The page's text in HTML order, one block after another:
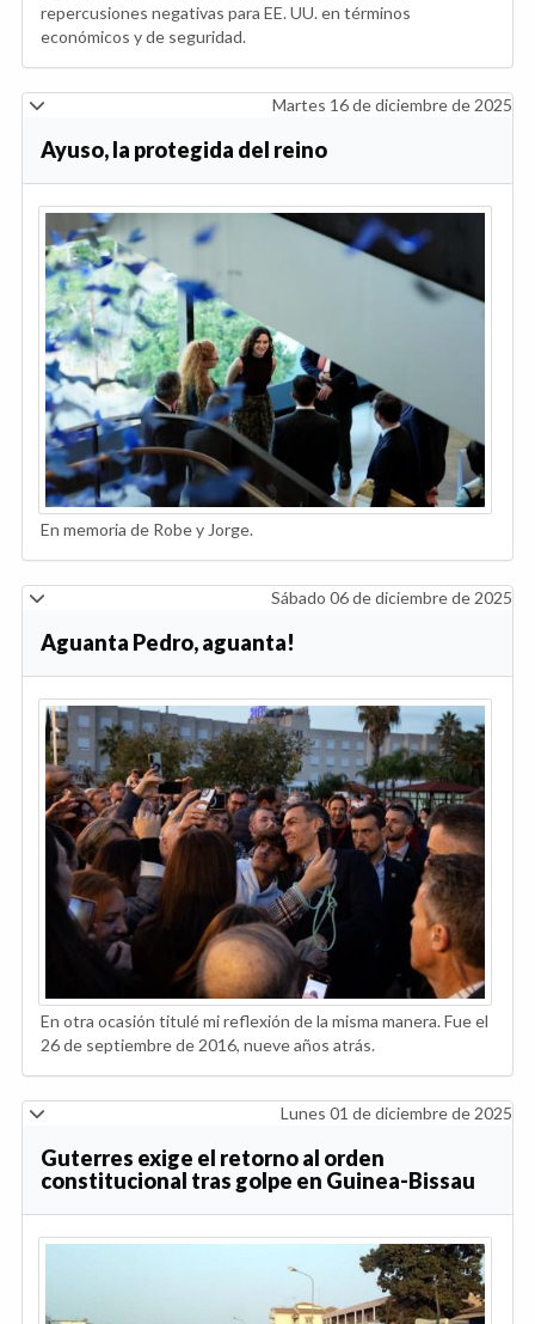
repercusiones negativas para EE. UU. en términos
económicos y de seguridad.
Martes 16 de diciembre de 2025
Ayuso, la protegida del reino
En memoria de Robe y Jorge.
Sábado 06 de diciembre de 2025
Aguanta Pedro, aguanta!
En otra ocasión titulé mi reflexión de la misma manera. Fue el
26 de septiembre de 2016, nueve años atrás.
Lunes 01 de diciembre de 2025
Guterres exige el retorno al orden
constitucional tras golpe en Guinea-Bissau